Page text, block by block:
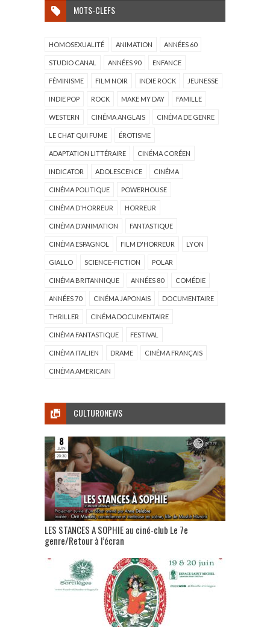
MOTS-CLEFS
HOMOSEXUALITÉ ANIMATION ANNÉES 60
STUDIO CANAL ANNÉES 90 ENFANCE
FÉMINISME FILM NOIR INDIE ROCK JEUNESSE
INDIE POP ROCK MAKE MY DAY FAMILLE
WESTERN CINÉMA ANGLAIS CINÉMA DE GENRE
LE CHAT QUI FUME ÉROTISME
ADAPTATION LITTÉRAIRE CINÉMA CORÉEN
INDICATOR ADOLESCENCE CINÉMA
CINÉMA POLITIQUE POWERHOUSE
CINÉMA D'HORREUR HORREUR
CINÉMA D'ANIMATION FANTASTIQUE
CINÉMA ESPAGNOL FILM D'HORREUR LYON
GIALLO SCIENCE-FICTION POLAR
CINÉMA BRITANNIQUE ANNÉES 80 COMÉDIE
ANNÉES 70 CINÉMA JAPONAIS DOCUMENTAIRE
THRILLER CINÉMA DOCUMENTAIRE
CINÉMA FANTASTIQUE FESTIVAL
CINÉMA ITALIEN DRAME CINÉMA FRANÇAIS
CINÉMA AMERICAIN
CULTURONEWS
LES STANCES A SOPHIE au ciné-club Le 7e
genre/Retour à l’écran